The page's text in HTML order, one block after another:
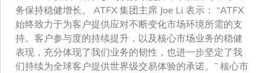
务保持稳健增长。 ATFX 集团主席 Joe Li 表示： “ATFX
始终致力于为客户提供应对不断变化市场环境所需的支
持。客户参与度的持续提升，以及核心市场业务的稳健
表现，充分体现了我们业务的韧性，也进一步坚定了我
们持续为全球客户提供世界级交易体验的承诺。” 核心市